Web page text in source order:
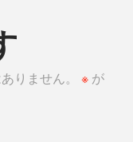
りません。 ※が